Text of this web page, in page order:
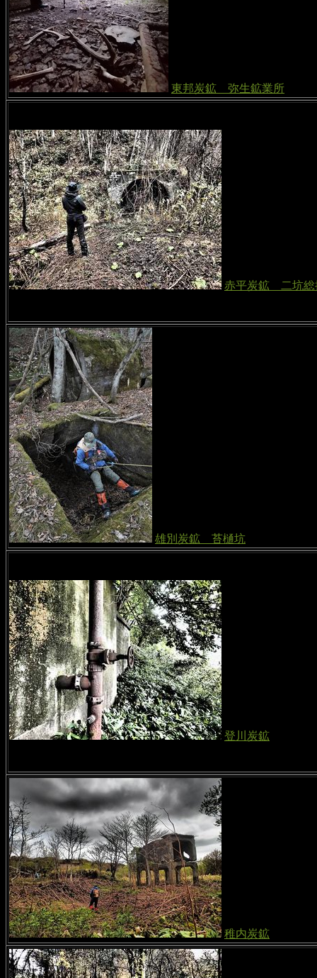
東邦炭鉱 弥生鉱業所
赤平炭鉱 二坑総
雄別炭鉱 苔樋坑
登川炭鉱
稚内炭鉱